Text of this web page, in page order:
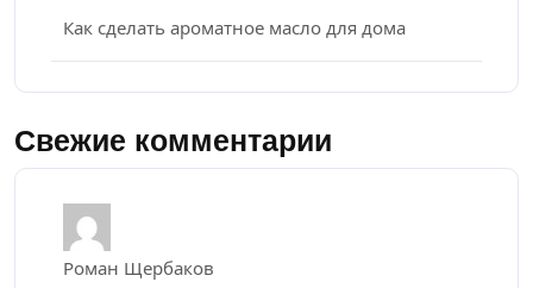
Как сделать ароматное масло для дома
Свежие комментарии
Роман Щербаков